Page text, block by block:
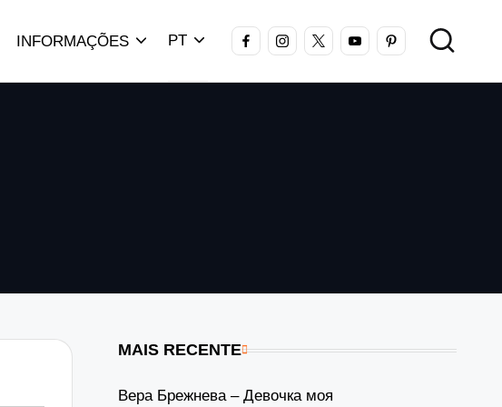
INFORMAÇÕES PT FACEBOOK
INSTAGRAM
X YOUTUBEPINTEREST
MAIS RECENTE
Вера Брежнева – Девочка моя